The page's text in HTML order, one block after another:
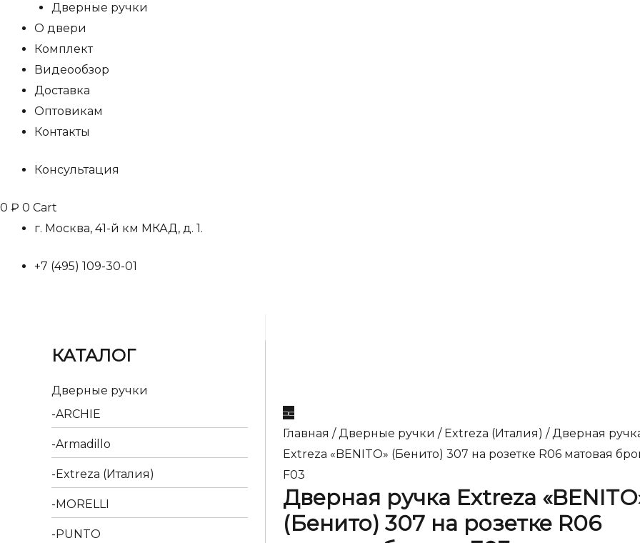
Дверные ручки
О двери
Комплект
Видеообзор
Доставка
Оптовикам
Контакты
Консультация
0 ₽ 0 Cart
г. Москва, 41-й км МКАД, д. 1.
+7 (495) 109-30-01
КАТАЛОГ
Дверные ручки
ARCHIE
Armadillo
Extreza (Италия)
MORELLI
PUNTO
Главная /Дверные ручки / Extreza (Италия) / Дверная
Extreza «BENITO» (Бенито) 307 на розетке R06 матовая
F03
Дверная ручка Extreza
(Бенито) 307 на розетке R06